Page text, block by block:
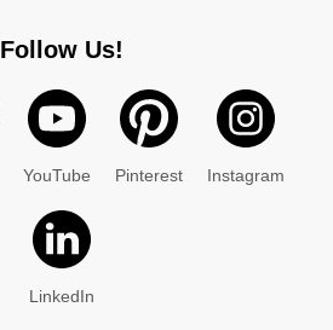
Follow Us!
YouTube Pinterest Instagram
LinkedIn